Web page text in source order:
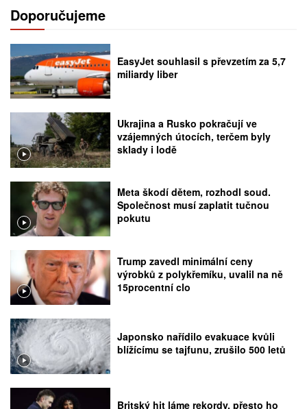
Doporučujeme
EasyJet souhlasil s převzetím za 5,7
miliardy liber
Ukrajina a Rusko pokračují ve
vzájemných útocích, terčem byly
sklady i lodě
Meta škodí dětem, rozhodl soud.
Společnost musí zaplatit tučnou
pokutu
Trump zavedl minimální ceny
výrobků z polykřemíku, uvalil na ně
15procentní clo
Japonsko nařídilo evakuace kvůli
blížícímu se tajfunu, zrušilo 500 letů
Britský hit láme rekordy, přesto ho